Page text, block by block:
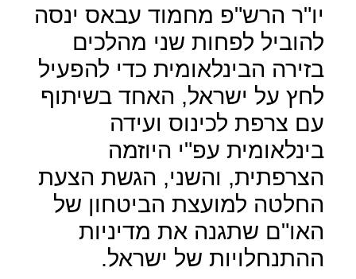
יו"ר הרש"פ מחמוד עבאס ינסה
להוביל לפחות שני מהלכים
בזירה הבינלאומית כדי להפעיל
לחץ על ישראל, האחד בשיתוף
עם צרפת לכינוס ועידה
בינלאומית עפ"י היוזמה
הצרפתית, והשני, הגשת הצעת
החלטה למועצת הביטחון של
האו"ם שתגנה את מדיניות
ההתנחלויות של ישראל.